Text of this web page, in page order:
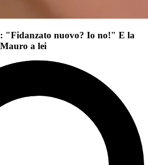
"Fidanzato nuovo? Io no!" E la
a lei